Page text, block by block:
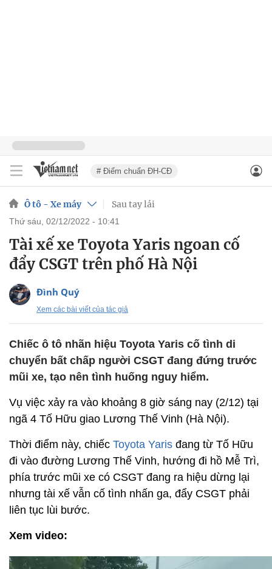
# Điểm chuẩn ĐH-CĐ
Ô tô - Xe máy Sau tay lái
thứ sáu, 02/12/2022 - 10:41
Tài xế xe Toyota Yaris ngoan cố
đẩy CSGT trên phố Hà Nội
Đình Quý
Xem các bài viết của tác giả
Chiếc ô tô nhãn hiệu Toyota Yaris cố tình di
chuyển bất chấp người CSGT đang đứng trước
mũi xe, tạo nên tình huống nguy hiểm.
Vụ việc xảy ra vào khoảng 8 giờ sáng nay (2/12) tại
ngã 4 Tố Hữu giao Lương Thế Vinh (Hà Nội).
Thời điểm này, chiếc Toyota Yaris đang từ Tố Hữu
đi vào đường Lương Thế Vinh, hướng đi hồ Mễ Trì,
phía trước mũi xe có CSGT đang ra hiệu dừng lại
nhưng tài xế vẫn cố tình nhấn ga, đẩy CSGT phải
liên tục lùi bước.
Xem video: